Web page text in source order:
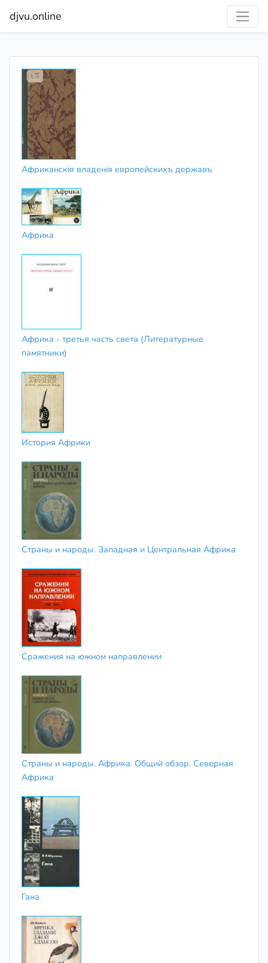
djvu.online
Африканскія владенія европейскихъ державъ
Африка
Африка - третья часть света (Литературные
памятники)
История Африки
Страны и народы. Западная и Центральная Африка
Сражения на южном направлении
Страны и народы. Африка. Общий обзор. Северная
Африка
Гана